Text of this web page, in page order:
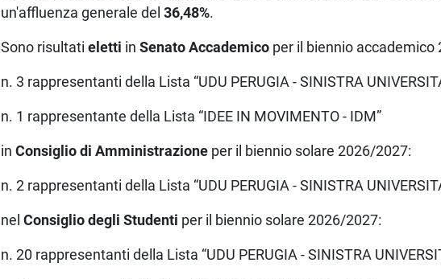
un'affluenza generale del36,48%.
Sono risultatieletti inSenato Accademico per il biennio accademico
n. 3 rappresentanti della Lista “UDU PERUGIA - SINISTRA
n. 1 rappresentante della Lista “IDEE IN MOVIMENTO - IDM”
inConsiglio di Amministrazione per il biennio solare 2026/2027:
n. 2 rappresentanti della Lista “UDU PERUGIA - SINISTRA
nelConsiglio degli Studenti per il biennio solare 2026/2027:
n. 20 rappresentanti della Lista “UDU PERUGIA - SINISTRA